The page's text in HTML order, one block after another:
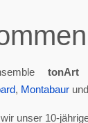
tonArt
, Montabaur und
unser 10-